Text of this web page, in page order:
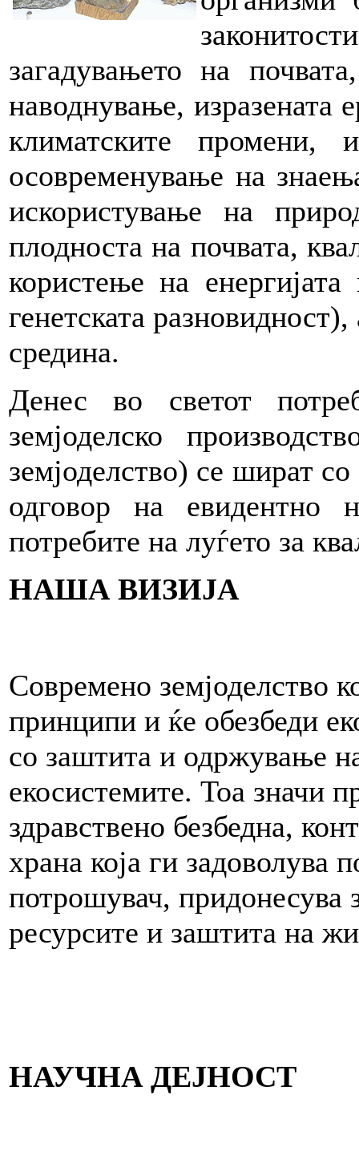
загадувањето на
наводнување, изразената
климатските промени,
осовременување на
искористување на
плодноста на почвата,
користење на
генетската
средина.
Денес во светот
земјоделско
земјоделство) се шират
одговор на евидентно
потребите на луѓето за
НАША ВИЗИЈА
Современо земјоделство
принципи и ќе обезбеди
со заштита и одржување
екосистемите. Тоа значи
здравствено безбедна,
храна која ги задоволува
потрошувач, придонесува
ресурсите и заштита на
НАУЧНА ДЕЈНОСТ